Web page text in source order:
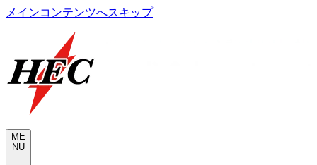
メインコンテンツへスキップ
M E
NU